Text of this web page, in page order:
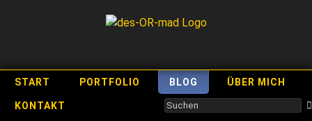
START PORTFOLIO BLOG ÜBER MICH
KONTAKT